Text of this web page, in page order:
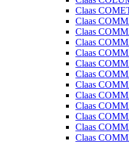
Claas
Claas
Claas
Claas
Claas
Claas
Claas
Claas
Claas
Claas
Claas
Claas
Claas